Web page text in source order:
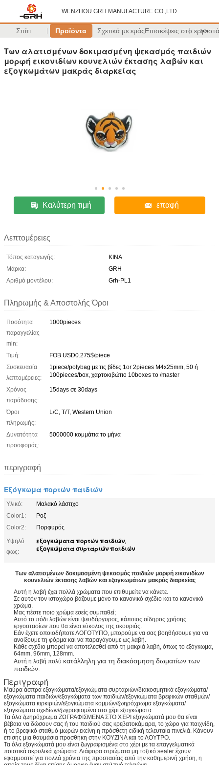
WENZHOU GRH MANUFACTURE CO.,LTD
Σπίτι Προϊόντα Σχετικά με εμάςΕπισκέψεις στο >>
Των αλατισμένων δοκιμασμένη ψεκασμός παιδιών
μορφή εικονιδίων κουνελιών έκτασης λαβών και
εξογκωμάτων μακράς διαρκείας
Καλύτερη τιμή επαφή
Λεπτομέρειες
Τόπος καταγωγής:
ΚΙΝΑ
Μάρκα:
GRH
Αριθμό μοντέλου:
Grh-PL1
Πληρωμής & Αποστολής Όροι
Ποσότητα
παραγγελίας
min:
1000pieces
Τιμή:
FOB USD0.275$/piece
Συσκευασία
λεπτομέρειες:
1piece/polybag με τις βίδες 1or 2pieces M4x25mm, 50 ή
100pieces/box, χαρτοκιβώτιο 10boxes το /master
Χρόνος
παράδοσης:
15days σε 30days
Όροι
πληρωμής:
L/C, T/T, Western Union
Δυνατότητα
προσφοράς:
5000000 κομμάτια το μήνα
περιγραφή
Εξόγκωμα πορτών παιδιών
Υλικό:
Μαλακό λάστιχο
Color1:
Ροζ
Color2:
Πορφυρός
Υψηλό
φως:
εξογκώματα πορτών παιδιών,
εξογκώματα συρταριών παιδιών
Των αλατισμένων δοκιμασμένη ψεκασμός παιδιών μορφή εικονιδίων
κουνελιών έκτασης λαβών και εξογκωμάτων μακράς διαρκείας
Αυτή η λαβή έχει πολλά χρώματα που επιθυμείτε να κάνετε.
Σε αυτόν τον ιστοχώρο βάζουμε μόνο το κανονικό σχέδιο και το κανονικό
χρώμα.
Μας πέστε ποιο χρώμα εσείς συμπαθεί;
Αυτό το πόδι λαβών είναι ψευδάργυρος, κάποιος σίδηρος χρήσης
εργοστασίων που θα είναι εύκολος της σκουριάς.
Εάν έχετε οποιοδήποτε ΛΟΓΟΤΥΠΟ, μπορούμε να σας βοηθήσουμε για να
ανοίξουμε τη φόρμα και να παραγάγουμε ως λαβή.
Κάθε σχέδιο μπορεί να αποτελεσθεί από τη μακριά λαβή, όπως το εξόγκωμα,
64mm, 96mm, 128mm.
Αυτή η λαβή πολύ κατάλληλη για τη διακόσμηση δωματίων των
παιδιών.
Περιγραφή
Μαύρα άσπρα εξογκώματα/εξογκώματα συρταριών/διακοσμητικά εξογκώματα/
εξογκώματα παιδιών/εξογκώματα των παιδιών/εξογκώματα βρεφικών σταθμών/
εξογκώματα κιρκιριών/εξογκώματα κομμών/ζωηρόχρωμα εξογκώματα/
εξογκώματα σχεδίων/ζωγραφισμένα στο χέρι εξογκώματα
Τα όλα ζωηρόχρωμα ΖΩΓΡΑΦΙΣΜΕΝΑ ΣΤΟ ΧΈΡΙ εξογκώματά μου θα είναι
βέβαια να δώσουν σας ή του παιδιού σας κρεβατοκάμαρα, το χώρο για παιχνίδη,
ή το βρεφικό σταθμό μωρών εκείνη η πρόσθετη ειδική τελευταία πινελιά. Κάνουν
επίσης μια θαυμάσια προσθήκη στην ΚΟΥΖΙΝΑ και το ΛΟΥΤΡΟ.
Τα όλα εξογκώματά μου είναι ζωγραφισμένα στο χέρι με τα επαγγελματικά
ποιοτικά ακρυλικά χρώματα. Διάφορα στρώματα μη τοξικό sealer έχουν
εφαρμοστεί για πολλά χρόνια της προστασίας από την καθημερινή χρήση, η